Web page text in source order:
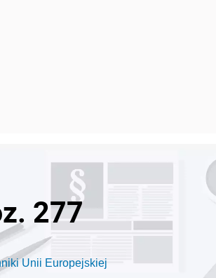
277
Unii Europejskiej